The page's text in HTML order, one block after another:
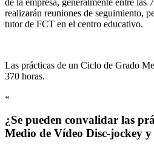
realizarán reuniones de seguimiento,
tutor de FCT en el centro educativo.
Las prácticas de un Ciclo de Grado
370 horas.
«
¿Se pueden convalidar las
Medio de Vídeo Disc-jockey